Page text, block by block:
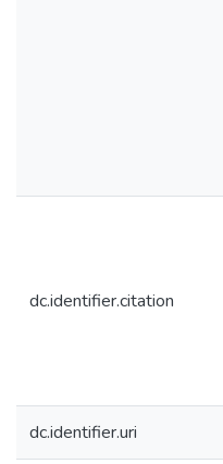
dc.identifier.citation
dc.identifier.uri